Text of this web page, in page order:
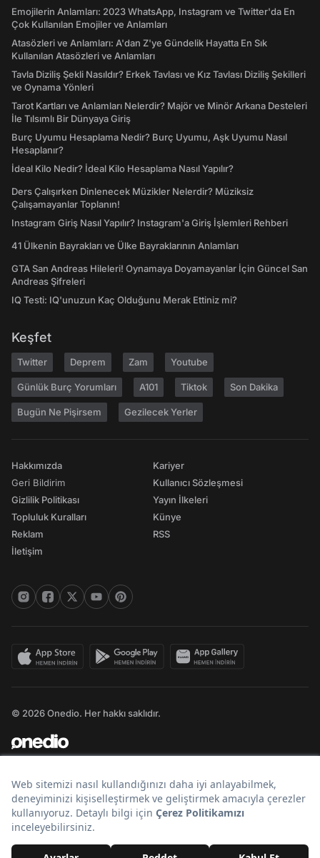
Emojilerin Anlamları: 2023 WhatsApp, Instagram ve Twitter'da En
Çok Kullanılan Emojiler ve Anlamları
Atasözleri ve Anlamları: A'dan Z'ye Gündelik Hayatta En Sık
Kullanılan Atasözleri ve Anlamları
Tavla Diziliş Şekli Nasıldır? Erkek Tavlası ve Kız Tavlası Diziliş Şekilleri
ve Oynama Yönleri
Tarot Kartları ve Anlamları Nelerdir? Majör ve Minör Arkana Desteleri
İle Tılsımlı Bir Dünyaya Giriş
Burç Uyumu Hesaplama Nedir? Burç Uyumu, Aşk Uyumu Nasıl
Hesaplanır?
İdeal Kilo Nedir? İdeal Kilo Hesaplama Nasıl Yapılır?
Ders Çalışırken Dinlenecek Müzikler Nelerdir? Müziksiz
Çalışamayanlar Toplanın!
Instagram Giriş Nasıl Yapılır? Instagram'a Giriş İşlemleri Rehberi
41 Ülkenin Bayrakları ve Ülke Bayraklarının Anlamları
GTA San Andreas Hileleri! Oynamaya Doyamayanlar İçin Güncel San
Andreas Şifreleri
IQ Testi: IQ'unuzun Kaç Olduğunu Merak Ettiniz mi?
Keşfet
Twitter Deprem Zam Youtube
Günlük Burç Yorumları A101 Tiktok Son Dakika
Bugün Ne Pişirsem Gezilecek Yerler
Hakkımızda
Geri Bildirim
Gizlilik Politikası
Topluluk Kuralları
Reklam
İletişim
Kariyer
Kullanıcı Sözleşmesi
Yayın İlkeleri
Künye
RSS
© 2026 Onedio. Her hakkı saklıdır.
Bir markasıdır.